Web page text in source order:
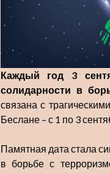
Каждый год 3
солидарности в
связана с
Беслане – с 1 по 3
Памятная дата стала
в борьбе с